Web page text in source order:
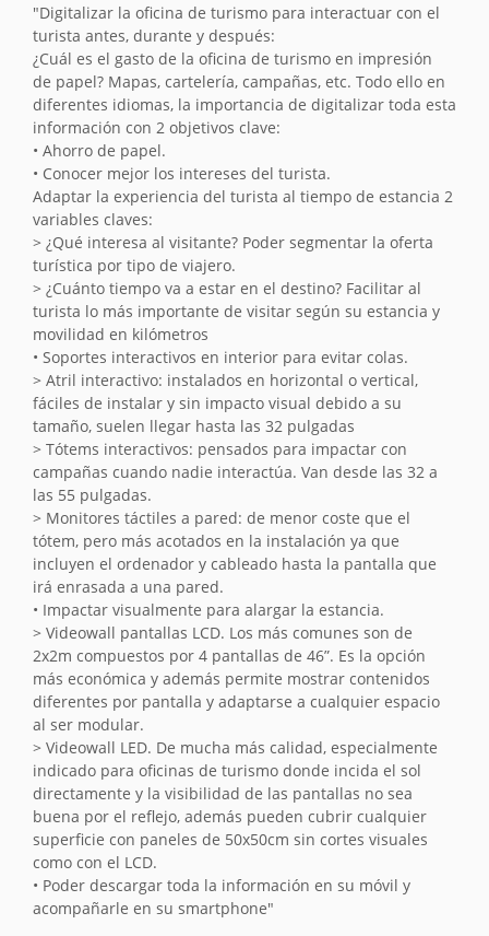
"Digitalizar la oficina de turismo para interactuar con el
turista antes, durante y después:
¿Cuál es el gasto de la oficina de turismo en impresión
de papel? Mapas, cartelería, campañas, etc. Todo ello en
diferentes idiomas, la importancia de digitalizar toda esta
información con 2 objetivos clave:
• Ahorro de papel.
• Conocer mejor los intereses del turista.
Adaptar la experiencia del turista al tiempo de estancia 2
variables claves:
> ¿Qué interesa al visitante? Poder segmentar la oferta
turística por tipo de viajero.
> ¿Cuánto tiempo va a estar en el destino? Facilitar al
turista lo más importante de visitar según su estancia y
movilidad en kilómetros
• Soportes interactivos en interior para evitar colas.
> Atril interactivo: instalados en horizontal o vertical,
fáciles de instalar y sin impacto visual debido a su
tamaño, suelen llegar hasta las 32 pulgadas
> Tótems interactivos: pensados para impactar con
campañas cuando nadie interactúa. Van desde las 32 a
las 55 pulgadas.
> Monitores táctiles a pared: de menor coste que el
tótem, pero más acotados en la instalación ya que
incluyen el ordenador y cableado hasta la pantalla que
irá enrasada a una pared.
• Impactar visualmente para alargar la estancia.
> Videowall pantallas LCD. Los más comunes son de
2x2m compuestos por 4 pantallas de 46”. Es la opción
más económica y además permite mostrar contenidos
diferentes por pantalla y adaptarse a cualquier espacio
al ser modular.
> Videowall LED. De mucha más calidad, especialmente
indicado para oficinas de turismo donde incida el sol
directamente y la visibilidad de las pantallas no sea
buena por el reflejo, además pueden cubrir cualquier
superficie con paneles de 50x50cm sin cortes visuales
como con el LCD.
• Poder descargar toda la información en su móvil y
acompañarle en su smartphone"